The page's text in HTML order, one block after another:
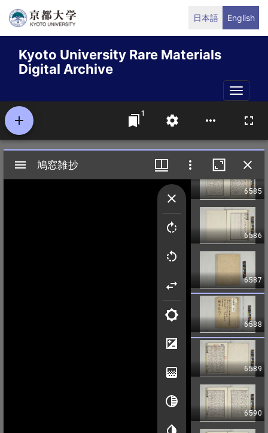
Skip
content
日本語 English
Kyoto University Rare Materials
Digital Archive
Toggle